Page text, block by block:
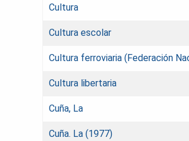
Cultura
Cultura escolar
Cultura ferroviaria (Federación
Cultura libertaria
Cuña, La
Cuña. La (1977)